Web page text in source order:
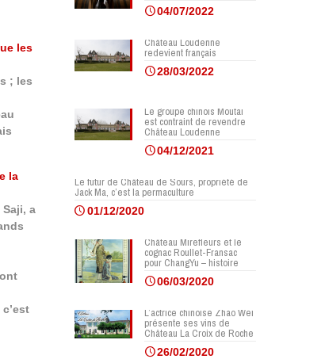
les
; les
la
a
04/07/2022
Château Loudenne
redevient français
28/03/2022
Le groupe chinois Moutai
est contraint de revendre
Château Loudenne
04/12/2021
Le futur de Château de Sours, propriété de
Jack Ma, c’est la permaculture
01/12/2020
Château Mirefleurs et le
cognac Roullet-Fransac
pour ChangYu – histoire
06/03/2020
L’actrice chinoise Zhao Wei
présente ses vins de
Château La Croix de Roche
26/02/2020